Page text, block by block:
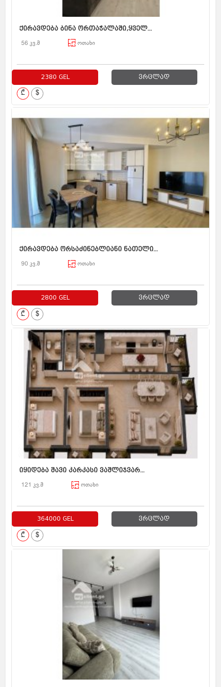
ქირავდება ბინა ორთაჭალაში,ყველ...
56 კვ.მ ოთახი
2380 GEL ვრცლად
₾ $
ქირავდება ორსაძინებლიანი ნათელი...
90 კვ.მ ოთახი
2800 GEL ვრცლად
₾ $
იყიდება შავი კარკასი ვაშლიჯვარ...
121 კვ.მ ოთახი
364000 GEL ვრცლად
₾ $